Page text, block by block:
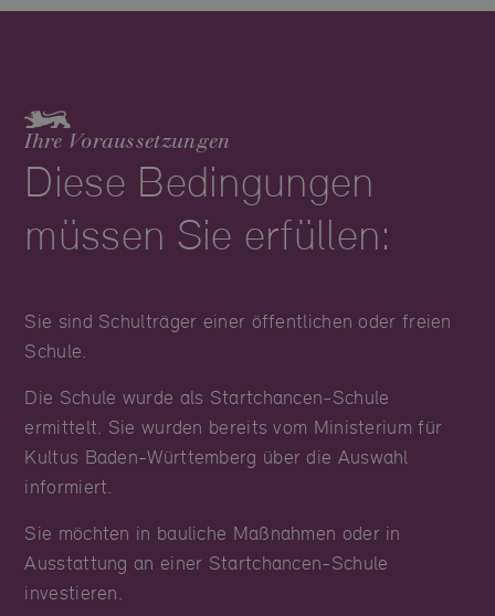
Ihre Voraussetzungen
Diese Bedingungen
müssen Sie erfüllen:
Sie sind Schulträger einer öffentlichen oder freien
Schule.
Die Schule wurde als Startchancen-Schule
ermittelt. Sie wurden bereits vom Ministerium für
Kultus Baden-Württemberg über die Auswahl
informiert.
Sie möchten in bauliche Maßnahmen oder in
Ausstattung an einer Startchancen-Schule
investieren.